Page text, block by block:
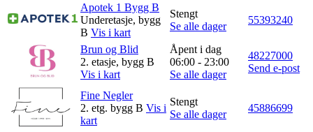
Aktiviteter
Tilbud
Kundeklubb
Inspirasjon
Apotek 1 Bygg B
Underetasje, bygg
B Vis i kart
Stengt
Se alle dager
55393240
Brun og Blid
2. etasje, bygg B
Vis i kart
Åpent i dag
06:00 - 23:00
Se alle dager
48227000
Send e-post
Fine Negler
2. etg. bygg B Vis i
kart
Stengt
Se alle dager
45886699